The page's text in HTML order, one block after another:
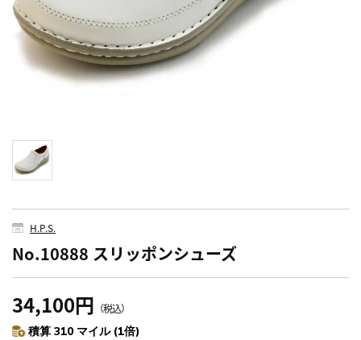
H.P.S.
No.10888 スリッポンシューズ
34,100円 （税込）
積算 310 マイル (1倍)